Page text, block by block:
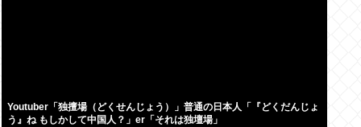
Youtuber「独擅場（どくせんじょう）」普通の日本人「『どくだんじょ
う』ね もしかして中国人？」er「それは独壇場」